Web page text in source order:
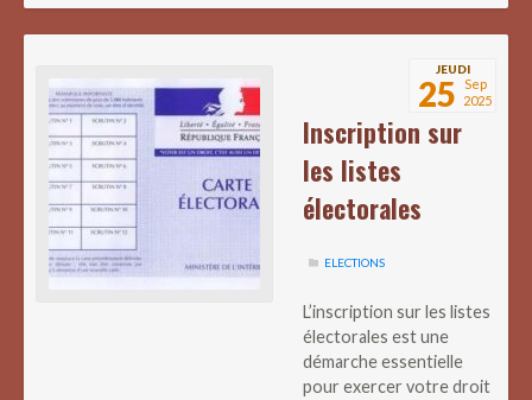
JEUDI
25
Sep
2025
Inscription sur
les listes
électorales
ELECTIONS
L’inscription sur les listes
électorales est une
démarche essentielle
pour exercer votre droit